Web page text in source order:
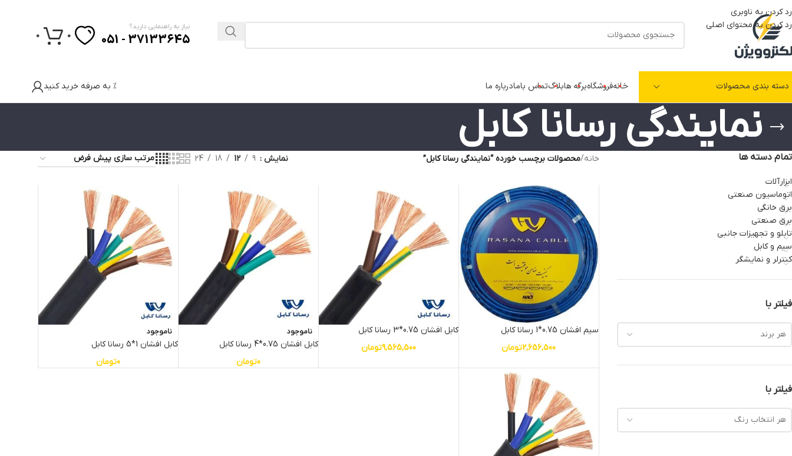
رد کردن به ناوبری
رد کردن به محتوای اصلی
نیاز به راهنمایی دارید؟
37133645 - 051
0
0
دسته بندی محصولات خانهفروشگاهبرگه هابلاگتماس بامادرباره ما % به صرفه خرید کنید
نمایندگی رسانا کابل
تمام دسته ها
ابزارآلات
اتوماسیون صنعتی
برق خانگی
برق صنعتی
تابلو و تجهیزات جانبی
سیم و کابل
کنترلر و نمایشگر
فیلتر با
هر برند
فیلتر با
هر انتخاب رنگ
خانه/محصولات برچسب خورده “نمایندگی رسانا کابل” نمایش 9
12
18
24
سیم افشان 0.75*1 رسانا کابل
2,656,500تومان
کابل افشان 0.75*3 رسانا کابل
9,565,500تومان
ناموجود
کابل افشان 0.75*4 رسانا کابل
0تومان
ناموجود
کابل افشان 1*5 رسانا کابل
0تومان